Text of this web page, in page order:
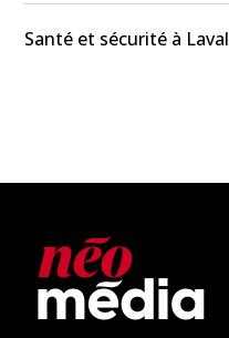
Santé et sécurité à Laval